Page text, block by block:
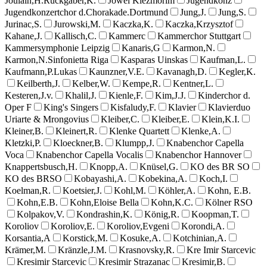
Jugendkonzertchor d.Chorakade.Dortmund
Jung,J.
Jung,S.
Jurinac,S.
Jurowski,M. Kaczka,K.
Kaczka,Krzysztof
Kahane,J.
Kallisch,C. Kammerc
Kammerchor Stuttgart
Kammersymphonie Leipzig
Kanaris,G
Karmon,N.
Karmon,N.Sinfonietta Riga
Kasparas Uinskas
Kaufman,L.
Kaufmann,P.Lukas
Kaunzner,V.E. Kavanagh,D.
Kegler,K.
Keilberth,J.
Kelber,W. Kempe,R.
Kentner,L.
Kesteren,J.v.
Khalil,J. Kienle,F. Kim,J.J.
Kinderchor d.
Oper F
King's Singers Kisfaludy,F. Klavier
Klavierduo
Uriarte & Mrongovius
Kleiber,C. Kleiber,E.
Klein,K.I.
Kleiner,B.
Kleinert,R. Klenke Quartett
Klenke,A.
Kletzki,P.
Kloeckner,B. Klumpp,J.
Knabenchor Capella
Voca
Knabenchor Capella Vocalis
Knabenchor Hannover
Knappertsbusch,H.
Knopp,A. Knüsel,G.
KO des BR SO
KO des BRSO
Kobayashi,A. Kobekina,A.
Koch,I.
Koelman,R.
Koetsier,J. Kohl,M. Köhler,A.
Kohn, E.B.
Kohn,E.B.
Kohn,Eloise Bella Kohn,K.C.
Kölner RSO
Kolpakov,V.
Kondrashin,K. König,R.
Koopman,T.
Koroliov
Koroliov,E. Koroliov,Evgeni
Korondi,A.
Korsantia,A
Korstick,M. Kosuke,A.
Kotchinian,A.
Krämer,M.
Kränzle,J.M. Krasnovsky,R.
Kre Imir Starcevic
Kresimir Starcevic
Kresimir Strazanac
Kresimir,B.